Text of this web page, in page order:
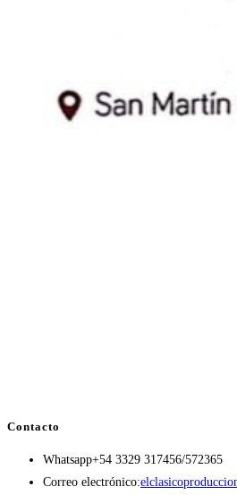
Contacto
Whatsapp+54 3329 317456/572365
Correo electrónico: